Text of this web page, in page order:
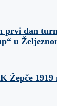
prvi dan
u
Žepče